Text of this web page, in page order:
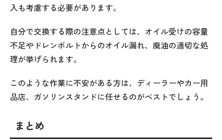
入も考慮する必要があります。
自分で交換する際の注意点としては、オイル受けの容量
不足やドレンボルトからのオイル漏れ、廃油の適切な処
理が挙げられます。
このような作業に不安がある方は、ディーラーやカー用
品店、ガソリンスタンドに任せるのがベストでしょう。
まとめ